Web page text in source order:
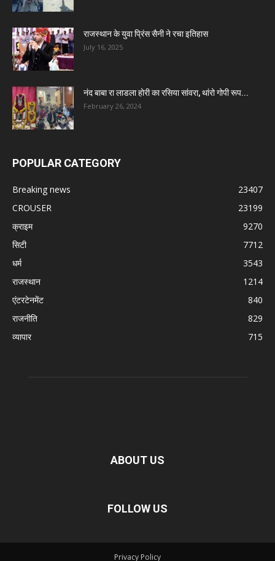
राजस्थान के युवा प्रिंस सैनी ने रचा इतिहास
July 16, 2025
नंद बाबा रा लाडला होरी का रसिया सांवरा, थांरो गोपी रूप...
February 26, 2024
POPULAR CATEGORY
Breaking news
23407
CROUSER
23199
क्राइम
9270
सिटी
7712
धर्म
3543
राजस्थान
1214
एंटरटेनमेंट
840
राजनीति
829
व्यापार
715
ABOUT US
FOLLOW US
Privacy Policy